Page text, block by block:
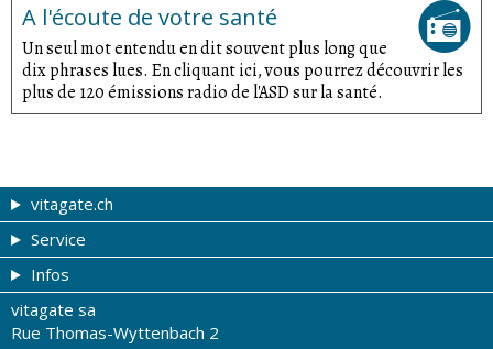
A l'écoute de votre santé
Un seul mot entendu en dit souvent plus long que
dix phrases lues. En cliquant ici, vous pourrez découvrir les
plus de 120 émissions radio de l'ASD sur la santé.
vitagate.ch
Forme et beauté
Thèmes de A à Z
Thérapies
La santé sur les ondes
Service
Coupons
Tribune du droguiste
Recherche de drogueries
Infos
Impressum
Conditions d'utilisation
vitagate sa
Rue Thomas-Wyttenbach 2